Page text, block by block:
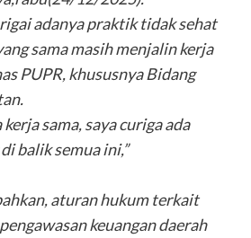
adanya praktik tidak sehat
sama masih menjalin kerja
PUPR, khususnya Bidang
kerja sama, saya curiga ada
balik semua ini,”
aturan hukum terkait
keuangan daerah